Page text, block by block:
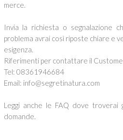
merce.
Invia la richiesta o segnalazione
problema avrai così riposte chiare e
esigenza.
Riferimenti per contattare il
Tel: 08361946684
Email: info@segretinatura.com
Leggi anche le FAQ dove troverai
domande.